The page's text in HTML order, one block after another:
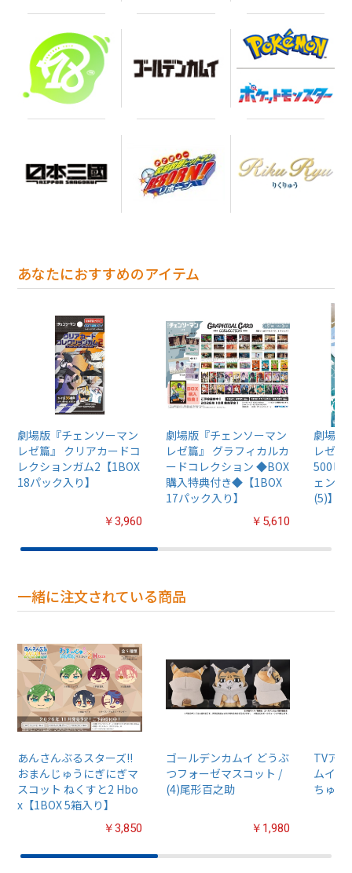
あなたにおすすめのアイテム
劇場版『チェンソーマン
レゼ篇』 クリアカードコ
レクションガム2【1BOX
18パック入り】
￥3,960
劇場版『チェンソーマン
レゼ篇』 グラフィカルカ
ードコレクション ◆BOX
購入特典付き◆【1BOX
17パック入り】
￥5,610
劇場版
レゼ篇
500ピ
ェンソ
(5)】
一緒に注文されている商品
あんさんぶるスターズ!!
おまんじゅうにぎにぎマ
スコット ねくすと2 Hbo
x【1BOX 5箱入り】
￥3,850
ゴールデンカムイ どうぶ
つフォーゼマスコット /
(4)尾形百之助
￥1,980
TVア
ムイ』
ちゅる